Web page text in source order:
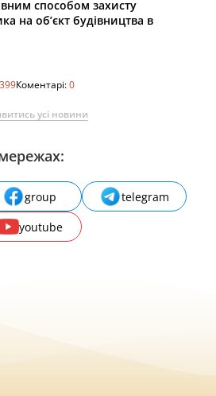
способом захисту
на об’єкт будівництва в
399Коментарі:0
усі новини
group
telegram
youtube